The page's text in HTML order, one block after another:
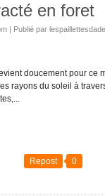
en foret
| Publié par
doucement pour ce
rayons du soleil à
Repost 0